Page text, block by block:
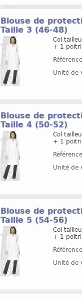
Blouse de
Taille 3 (46-48)
Col
+ 1
Unité de
Blouse de
Taille 4 (50-52)
Col
+ 1
Unité de
Blouse de
Taille 5 (54-56)
Col
+ 1
Unité de